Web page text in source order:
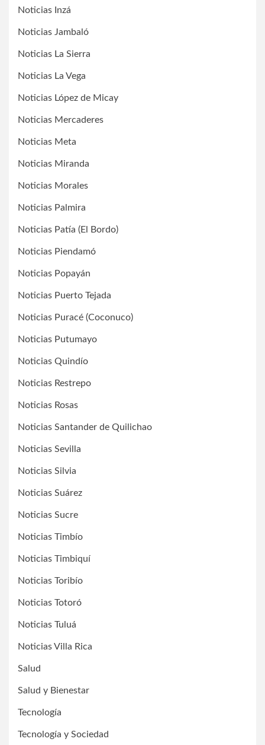
Noticias Inzá
Noticias Jambaló
Noticias La Sierra
Noticias La Vega
Noticias López de Micay
Noticias Mercaderes
Noticias Meta
Noticias Miranda
Noticias Morales
Noticias Palmira
Noticias Patía (El Bordo)
Noticias Piendamó
Noticias Popayán
Noticias Puerto Tejada
Noticias Puracé (Coconuco)
Noticias Putumayo
Noticias Quindío
Noticias Restrepo
Noticias Rosas
Noticias Santander de Quilichao
Noticias Sevilla
Noticias Silvia
Noticias Suárez
Noticias Sucre
Noticias Timbío
Noticias Timbiquí
Noticias Toribío
Noticias Totoró
Noticias Tuluá
Noticias Villa Rica
Salud
Salud y Bienestar
Tecnología
Tecnología y Sociedad